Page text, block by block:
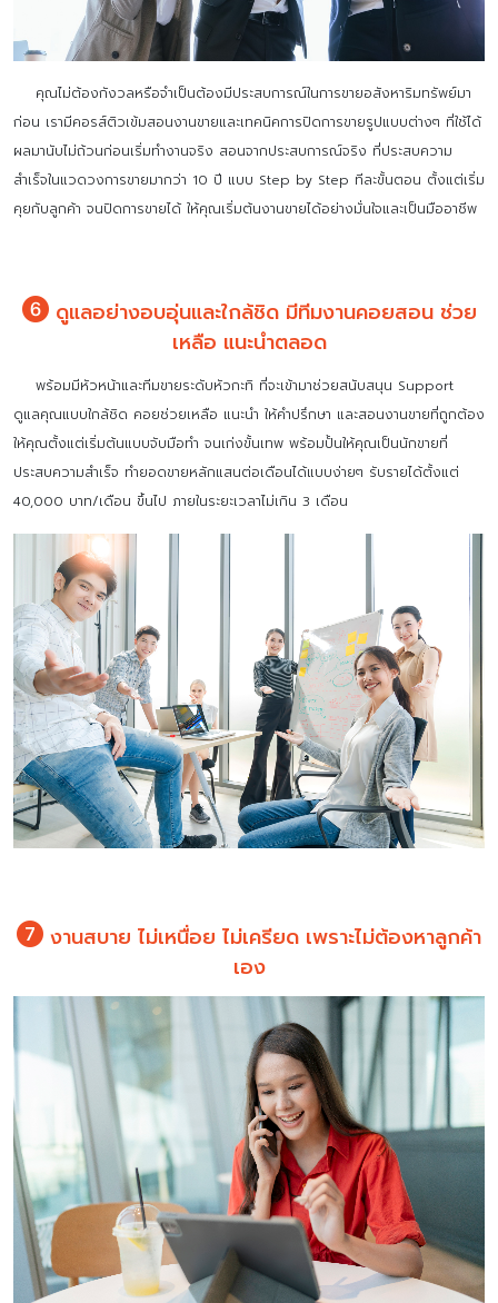
คุณไม่ต้องกังวลหรือจำเป็นต้องมีประสบการณ์ในการขายอสังหาริมทรัพย์มา
ก่อน เรามีคอรส์ติวเข้มสอนงานขายและเทคนิคการปิดการขายรูปแบบต่างๆ ที่ใช้ได้
ผลมานับไม่ถ้วนก่อนเริ่มทำงานจริง สอนจากประสบการณ์จริง ที่ประสบความ
สำเร็จในแวดวงการขายมากว่า 10 ปี แบบ Step by Step ทีละขั้นตอน ตั้งแต่เริ่ม
คุยกับลูกค้า จนปิดการขายได้ ให้คุณเริ่มต้นงานขายได้อย่างมั่นใจและเป็นมืออาชีพ
ดูแลอย่างอบอุ่นและใกล้ชิด มีทีมงานคอยสอน ช่วย
เหลือ แนะนำตลอด
พร้อมมีหัวหน้าและทีมขายระดับหัวกะทิ ที่จะเข้ามาช่วยสนับสนุน Support
ดูแลคุณแบบใกล้ชิด คอยช่วยเหลือ แนะนำ ให้คำปรึกษา และสอนงานขายที่ถูกต้อง
ให้คุณตั้งแต่เริ่มต้นแบบจับมือทำ จนเก่งขั้นเทพ พร้อมปั้นให้คุณเป็นนักขายที่
ประสบความสำเร็จ ทำยอดขายหลักแสนต่อเดือนได้แบบง่ายๆ รับรายได้ตั้งแต่
40,000 บาท/เดือน ขึ้นไป ภายในระยะเวลาไม่เกิน 3 เดือน
งานสบาย ไม่เหนื่อย ไม่เครียด เพราะไม่ต้องหาลูกค้า
เอง